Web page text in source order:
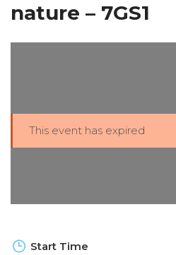
nature – 7GS1
This event has expired
Start Time